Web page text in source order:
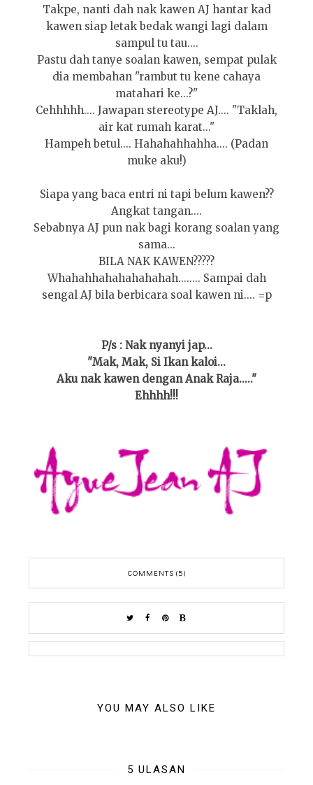
Takpe, nanti dah nak kawen AJ hantar kad
kawen siap letak bedak wangi lagi dalam
sampul tu tau....
Pastu dah tanye soalan kawen, sempat pulak
dia membahan "rambut tu kene cahaya
matahari ke...?"
Cehhhhh.... Jawapan stereotype AJ.... "Taklah,
air kat rumah karat..."
Hampeh betul.... Hahahahhahha.... (Padan
muke aku!)
Siapa yang baca entri ni tapi belum kawen??
Angkat tangan....
Sebabnya AJ pun nak bagi korang soalan yang
sama...
BILA NAK KAWEN?????
Whahahhahahahahahah........ Sampai dah
sengal AJ bila berbicara soal kawen ni.... =p
P/s : Nak nyanyi jap...
"Mak, Mak, Si Ikan kaloi...
Aku nak kawen dengan Anak Raja....."
Ehhhh!!!
COMMENTS (5)
YOU MAY ALSO LIKE
5 ULASAN